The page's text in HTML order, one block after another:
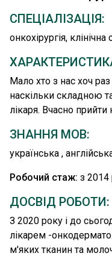
СПЕЦІАЛІЗАЦІЯ:
онкохірургія, клінічна
Мало хто з нас хоч
наскільки складною
лікаря. Вчасно
очах пацієнта має
справи, а й другом,
Сергіївна – онколог-
онкохірург
На жаль, випадки
захворювань є
довготривалої та
нагляду лікаря, а
ЗНАННЯ МОВ:
українська ,
Робочий стаж: з 2014
ДОСВІД РОБОТИ:
З 2020 року і до
лікарем -
м'яких тканин та